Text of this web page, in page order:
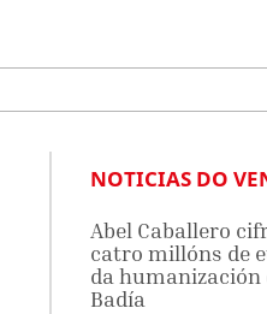
NOTICIAS DO
Abel Caballero
catro millóns de
da humanización
Badía